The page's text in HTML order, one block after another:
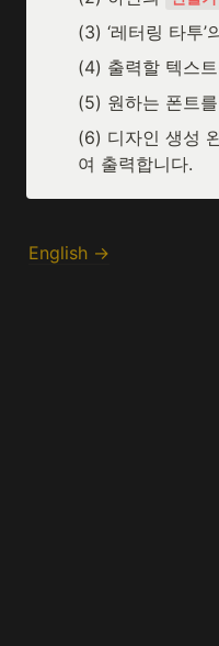
(3) ‘레터링 타투’
(4) 출력할 텍스
(5) 원하는 폰트
(6) 디자인 생성
여 출력합니다.
English →